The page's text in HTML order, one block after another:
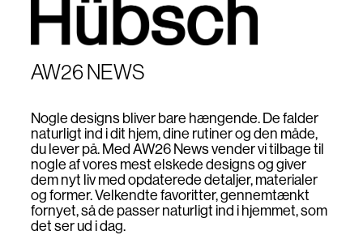
AW26 NEWS
Nogle designs bliver bare hængende. De falder
naturligt ind i dit hjem, dine rutiner og den måde,
du lever på. Med AW26 News vender vi tilbage til
nogle af vores mest elskede designs og giver
dem nyt liv med opdaterede detaljer, materialer
og former. Velkendte favoritter, gennemtænkt
fornyet, så de passer naturligt ind i hjemmet, som
det ser ud i dag.